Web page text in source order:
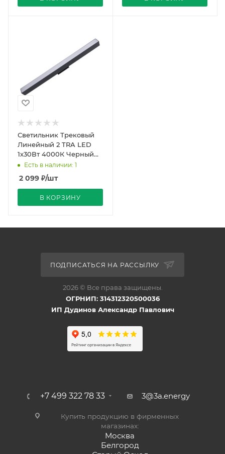
Светильник Трековый
Линейный 2 TRA LED
1х30Вт 4000К Черный
405мм 104º Поворот по
центру REDIGLE (30)
Есть в наличии: 1
2 099 ₽/шт
В КОРЗИНУ
ПОДПИСАТЬСЯ НА РАССЫЛКУ
2026 © Все права защищены.
ОГРНИП: 314312320500036
ИП Дудинов Александр Павлович
+7 499 322 78 33 3@3a.energy
Купить продукцию в фирменных
магазинах:
Москва
Белгород